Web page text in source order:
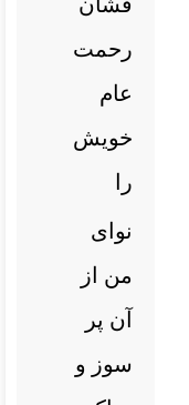
رحمت
عام
خویش
را
نوای
من از
آن پر
سوز و